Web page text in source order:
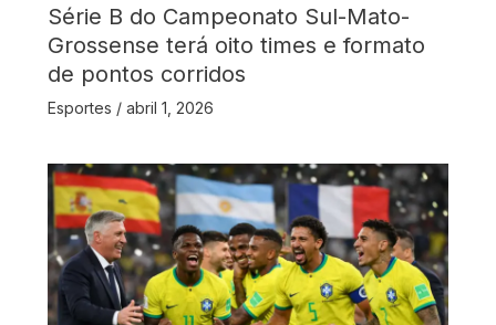
Série B do Campeonato Sul-Mato-
Grossense terá oito times e formato
de pontos corridos
Esportes / abril 1, 2026